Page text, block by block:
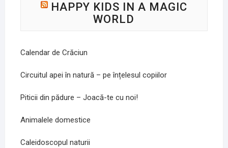
HAPPY KIDS IN A MAGIC
WORLD
Calendar de Crăciun
Circuitul apei în natură – pe înțelesul copiilor
Piticii din pădure – Joacă-te cu noi!
Animalele domestice
Caleidoscopul naturii